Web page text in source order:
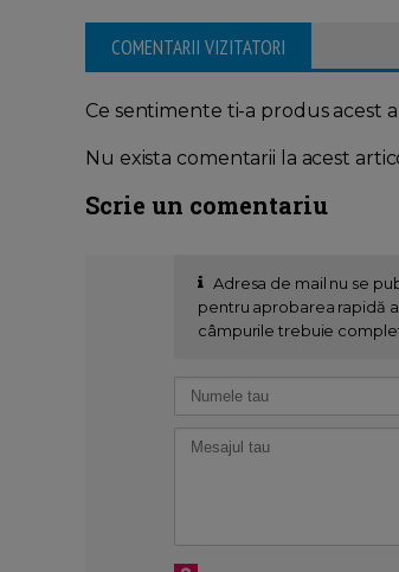
COMENTARII VIZITATORI
Ce sentimente ti-a produs acest
Nu exista comentarii la acest
Scrie un comentariu
Adresa de mail nu se
pentru aprobarea rapidă a
câmpurile trebuie